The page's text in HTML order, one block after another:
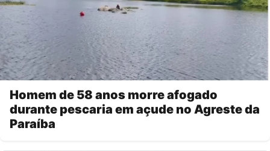
Homem de 58 anos morre afogado
durante pescaria em açude no Agreste da
Paraíba